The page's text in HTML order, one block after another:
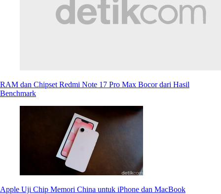
RAM dan Chipset Redmi Note 17 Pro Max Bocor dari Hasil
Benchmark
Apple Uji Chip Memori China untuk iPhone dan MacBook